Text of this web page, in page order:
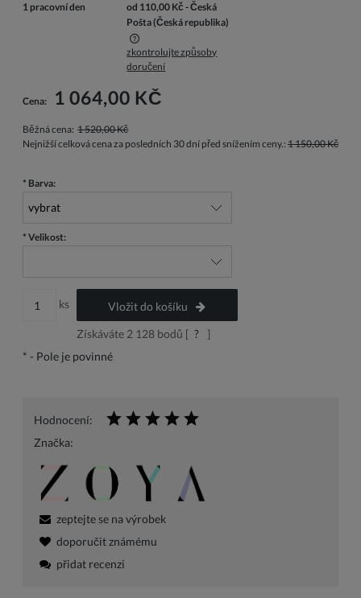
1 pracovní den
od 110,00 Kč - Česká
Pošta(Česká republika)
Cena nezahrnuje případné náklady na platbu
zkontrolujte způsoby
doručení
Cena: 1 064,00 KČ
Běžná cena: 1 520,00 Kč
Nejnižší celková cena za posledních 30 dní před snížením ceny.: 1 150,00 Kč
* Barva:
* Velikost:
ks
Vložit do košíku
Získáváte 2 128bodů [ ?
]
* - Pole je povinné
Hodnocení:
Značka:
zeptejte se na výrobek
doporučit známému
přidat recenzi